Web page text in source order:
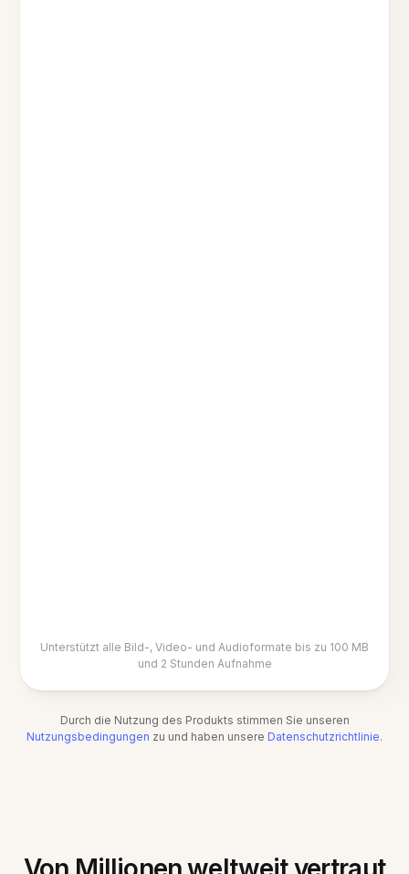
Unterstützt alle Bild-, Video- und Audioformate bis zu 100 MB
und 2 Stunden Aufnahme
Durch die Nutzung des Produkts stimmen Sie unseren
Nutzungsbedingungen zu und haben unsere Datenschutzrichtlinie.